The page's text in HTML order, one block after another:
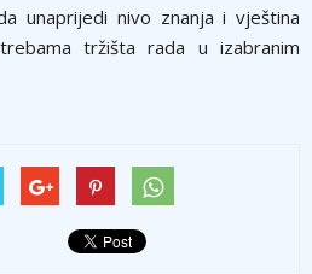
unaprijedi nivo znanja i vještina
tržišta rada u izabranim